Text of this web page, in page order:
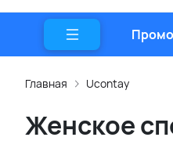
Главная Ucontay
Женское